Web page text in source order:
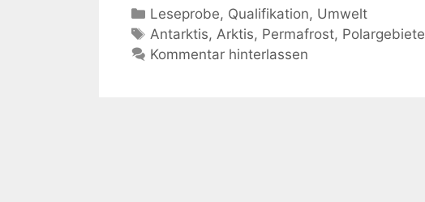
Kategorien
Leseprobe, Qualifikation, Umwelt
Schlagwörter
Antarktis, Arktis, Permafrost, Polargebiete
Kommentar hinterlassen